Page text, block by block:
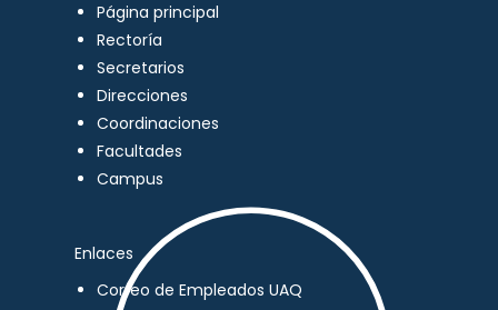
Página principal
Rectoría
Secretarios
Direcciones
Coordinaciones
Facultades
Campus
Enlaces
Correo de Empleados UAQ